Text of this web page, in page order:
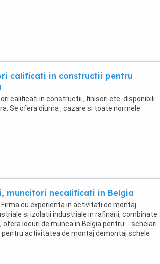
calificati in constructii pentru
calificati in constructii , finisori etc. disponibili
Se ofera diurna , cazare si toate normele
muncitori necalificati in Belgia
Firma cu experienta in activitati de montaj
si izolatii industriale in rafinarii, combinate
locuri de munca in Belgia pentru: - schelari
activitatea de montaj demontaj schele